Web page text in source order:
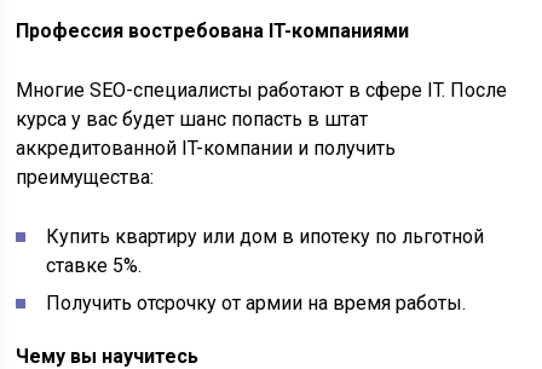
Профессия востребована IT-компаниями
Многие SEO-специалисты работают в сфере IT. После
курса у вас будет шанс попасть в штат
аккредитованной IT-компании и получить
преимущества:
Купить квартиру или дом в ипотеку по льготной
ставке 5%.
Получить отсрочку от армии на время работы.
Чему вы научитесь